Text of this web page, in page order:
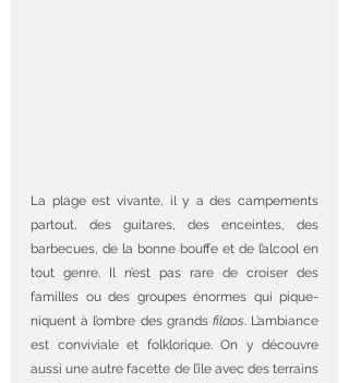
La plage est vivante, il y a des campements
partout, des guitares, des enceintes, des
barbecues, de la bonne bouffe et de l’alcool en
tout genre. Il n’est pas rare de croiser des
familles ou des groupes énormes qui pique-
niquent à l’ombre des grands filaos. L’ambiance
est conviviale et folklorique. On y découvre
aussi une autre facette de l’île avec des terrains